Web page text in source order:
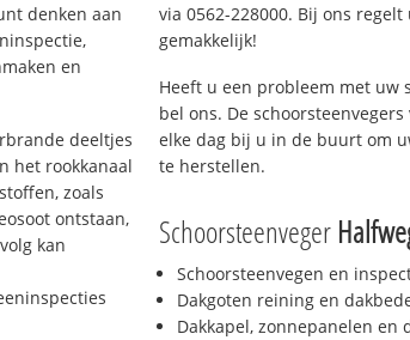
denken aan
en
deeltjes
het rookkanaal
zoals
ontstaan,
kan
via 0562-228000. Bij ons
gemakkelijk!
Heeft u een probleem met uw
bel ons. De
elke dag bij u in de buurt om
te herstellen.
Schoorsteenveger
Schoorsteenvegen en
Dakgoten reining en
Dakkapel, zonnepanelen en